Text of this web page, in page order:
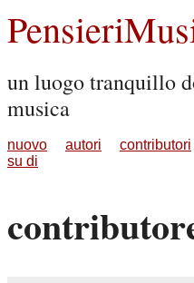
un luogo tranquillo
musica
nuovo autori contributori
su di